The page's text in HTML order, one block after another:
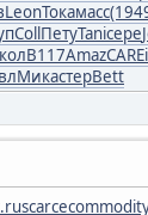
LeonТокамасс(194
CollПетуTaniсере
В117AmazCARE
МикастерBett